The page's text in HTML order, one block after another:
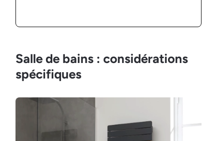
Salle de bains : considérations
spécifiques